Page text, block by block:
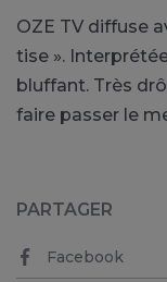
OZE TV diffuse
tise ».
bluffant. Très
faire passer le
PARTAGER
Facebook